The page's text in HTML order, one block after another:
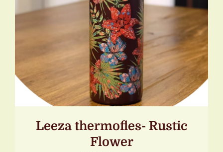
DETAILS
Leeza thermofles- Rustic
Flower